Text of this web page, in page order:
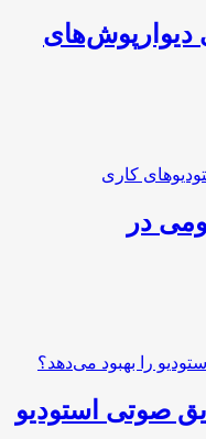
در
صوتی استودیو